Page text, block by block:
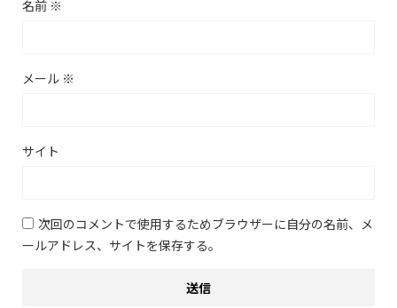
名前 ※
メール ※
サイト
次回のコメントで使用するためブラウザーに自分の名前、メ
ールアドレス、サイトを保存する。